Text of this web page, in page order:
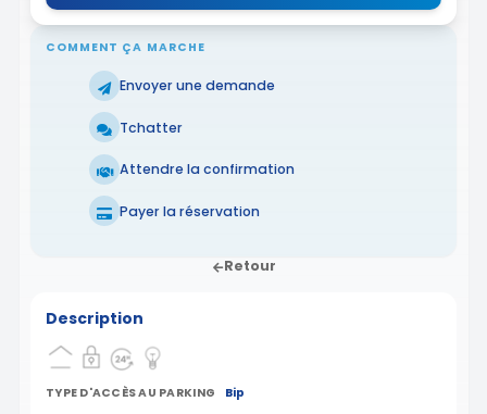
COMMENT ÇA MARCHE
Envoyer une demande
Tchatter
Attendre la confirmation
Payer la réservation
Retour
Description
TYPE D'ACCÈS AU PARKING Bip